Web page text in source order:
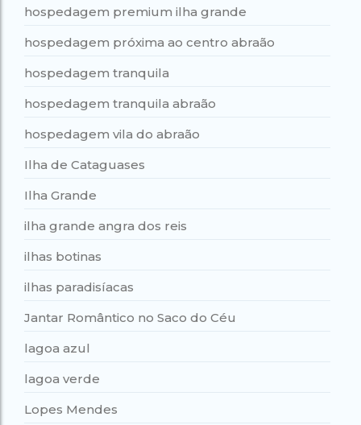
hospedagem premium ilha grande
hospedagem próxima ao centro abraão
hospedagem tranquila
hospedagem tranquila abraão
hospedagem vila do abraão
Ilha de Cataguases
Ilha Grande
ilha grande angra dos reis
ilhas botinas
ilhas paradisíacas
Jantar Romântico no Saco do Céu
lagoa azul
lagoa verde
Lopes Mendes